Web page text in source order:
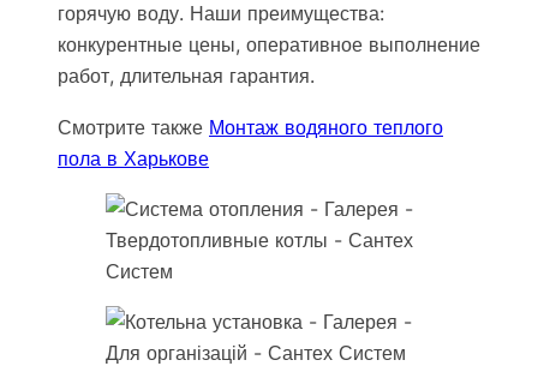
горячую воду. Наши преимущества:
конкурентные цены, оперативное выполнение
работ, длительная гарантия.
Смотрите также Монтаж водяного теплого
пола в Харькове